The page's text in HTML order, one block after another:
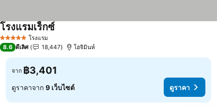
5 ดาว โรงแรม
โรงแรมเร็กซ์
8.6 ดีเลิศ 18,447 โฮจิมินห์
จาก ฿3,401
ดูราคาจาก 9 เว็บไซต์ ดูราคา